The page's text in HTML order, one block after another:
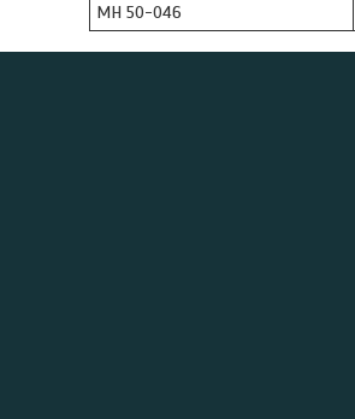
МН 50-046